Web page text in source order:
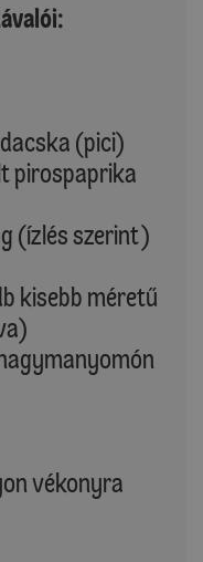
(pici)
pirospaprika
(ízlés szerint)
kisebb méretű
vékonyra